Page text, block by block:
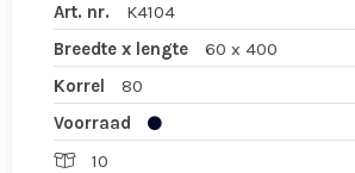
Art. nr.
K4104
Breedte x lengte
60 x 400
Korrel
80
Voorraad
10